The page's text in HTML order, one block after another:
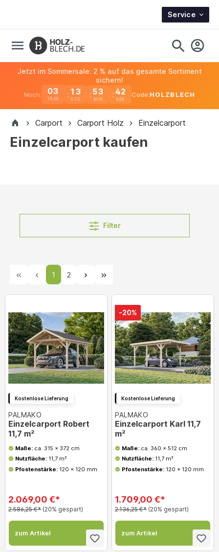
Service
Noch: 03
TAGE
13 53 41
Jetzt im Sommersale: 2 % auf das gesamte Sortiment
sichern!
Code:HOLZBLECH
Carport Carport Holz Einzelcarport
Einzelcarport kaufen
Filter
1 2
Kostenlose Lieferung
PALMAKO
Einzelcarport Robert
11,7 m²
Maße: ca. 315 x 372 cm
Nutzfläche:11,7 m²
Pfostenstärke:120 x 120 mm
2.069,00 €*
2.586,25 €* (20% gespart)
zum Artikel
-20%
Kostenlose Lieferung
PALMAKO
Einzelcarport Karl 11,7
m²
Maße:ca. 360 x 512 cm
Nutzfläche: 11,7 m²
Pfostenstärke:120 x 120 mm
1.709,00 €*
2.136,25 €* (20% gespart)
zum Artikel